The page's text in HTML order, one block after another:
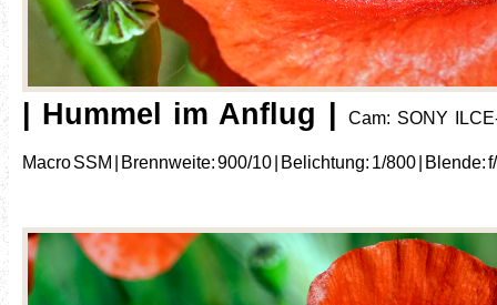
| Hummel im Anflug | Cam: SONY
Macro SSM | Brennweite: 900/10 | Belichtung: 1/800 | Blende: